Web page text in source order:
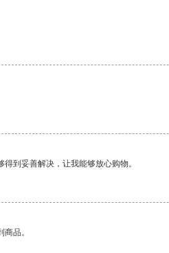
到妥善解决，让我能够放心购物。
品。